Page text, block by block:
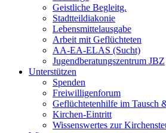
Geistliche Begleitg.
Stadtteildiakonie
Lebensmittelausgabe
Arbeit mit Geflüchteten
AA-EA-ELAS (Sucht)
Jugendberatungs­zentrum JBZ
Unterstützen
Spenden
Freiwilligenforum
Geflüchtetenhilfe im Tausch
Kirchen-Eintritt
Wissenswertes zur